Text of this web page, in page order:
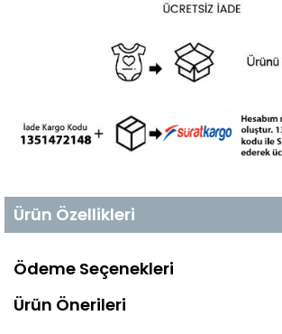
Ürün Özellikleri
Ödeme Seçenekleri
Ürün Önerileri